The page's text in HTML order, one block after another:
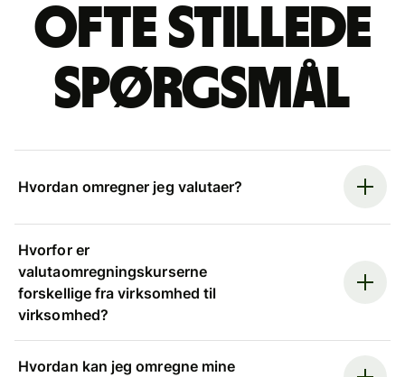
Ofte stillede
spørgsmål
Hvordan omregner jeg valutaer?
Hvorfor er
valutaomregningskurserne
forskellige fra virksomhed til
virksomhed?
Hvordan kan jeg omregne mine